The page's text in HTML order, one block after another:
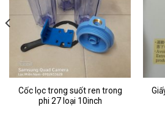
Cốc lọc trong suốt ren trong
phi 27 loại 10inch